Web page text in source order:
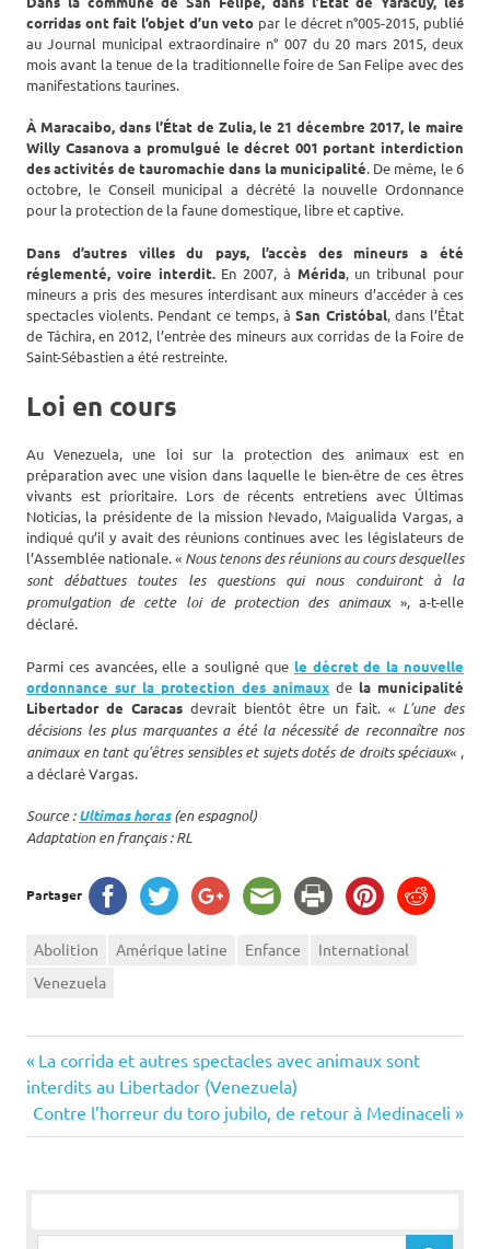
corridas ont fait l’objet d’un veto par le décret n°005-2015, publié
au Journal municipal extraordinaire n° 007 du 20 mars 2015, deux
mois avant la tenue de la traditionnelle foire de San Felipe avec des
manifestations taurines.
À Maracaibo, dans l’État de Zulia, le 21 décembre 2017, le maire
Willy Casanova a promulgué le décret 001 portant interdiction
des activités de tauromachie dans la municipalité. De même, le 6
octobre, le Conseil municipal a décrété la nouvelle Ordonnance
pour la protection de la faune domestique, libre et captive.
Dans d’autres villes du pays, l’accès des mineurs a été
réglementé, voire interdit.En 2007, à Mérida, un tribunal pour
mineurs a pris des mesures interdisant aux mineurs d’accéder à ces
spectacles violents. Pendant ce temps, àSan Cristóbal, dans l’État
de Táchira, en 2012, l’entrée des mineurs aux corridas de la Foire de
Saint-Sébastien a été restreinte.
Loi en cours
Au Venezuela, une loi sur la protection des animaux est en
préparation avec une vision dans laquelle le bien-être de ces êtres
vivants est prioritaire. Lors de récents entretiens avec Últimas
Noticias, la présidente de la mission Nevado, Maigualida Vargas, a
indiqué qu’il y avait des réunions continues avec les législateurs de
l’Assemblée nationale. « Nous tenons des réunions au cours desquelles
sont débattues toutes les questions qui nous conduiront à la
promulgation de cette loi de protection des animaux », a-t-elle
déclaré.
Parmi ces avancées, elle a souligné que le décret de la nouvelle
ordonnance sur la protection des animaux de la municipalité
Libertador de Caracas devrait bientôt être un fait. « L’une des
décisions les plus marquantes a été la nécessité de reconnaître nos
animaux en tant qu’êtres sensibles et sujets dotés de droits spéciaux« ,
a déclaré Vargas.
Source :Ultimas horas(en espagnol)
Adaptation en français : RL
Partager
Abolition Amérique latine Enfance
International
Venezuela
Navigation
de
Previous
Post:
La corrida et autres spectacles avec animaux sont
interdits au Libertador (Venezuela)
Next
Post:
Contre l’horreur du toro jubilo, de retour à Medinaceli